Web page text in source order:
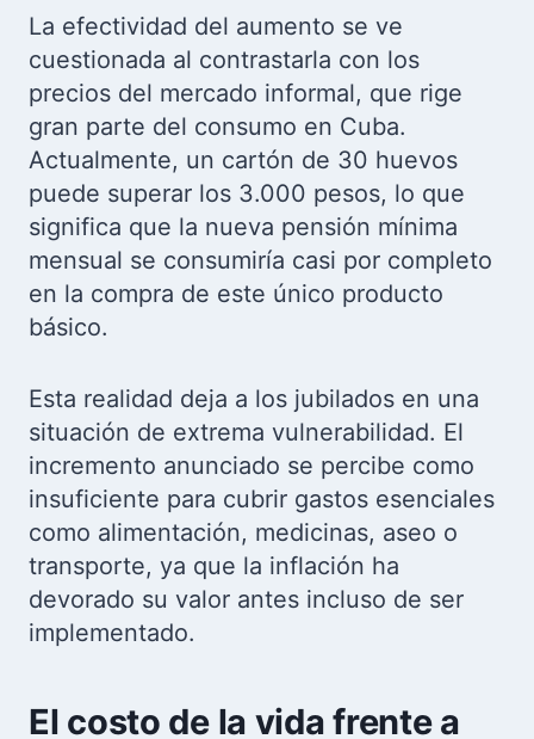
La efectividad del aumento se ve
cuestionada al contrastarla con los
precios del mercado informal, que rige
gran parte del consumo en Cuba.
Actualmente, un cartón de 30 huevos
puede superar los 3.000 pesos, lo que
significa que la nueva pensión mínima
mensual se consumiría casi por completo
en la compra de este único producto
básico.
Esta realidad deja a los jubilados en una
situación de extrema vulnerabilidad. El
incremento anunciado se percibe como
insuficiente para cubrir gastos esenciales
como alimentación, medicinas, aseo o
transporte, ya que la inflación ha
devorado su valor antes incluso de ser
implementado.
El costo de la vida frente a